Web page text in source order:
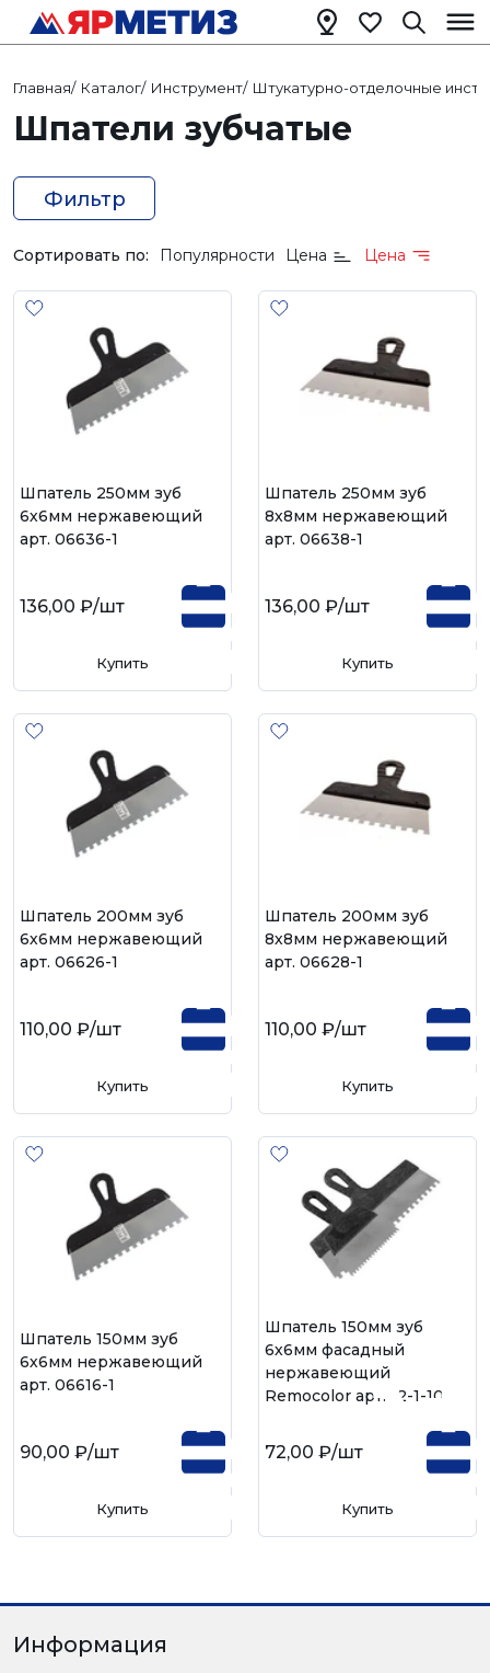
Главная/ Каталог/ Инструмент/ Штукатурно-отделочные
Шпатели зубчатые
Фильтр
Сортировать по: Популярности Цена Цена
Шпатель 250мм зуб
6х6мм нержавеющий
арт. 06636-1
136,00 ₽/шт
Купить
Шпатель 250мм зуб
8х8мм нержавеющий
арт. 06638-1
136,00 ₽/шт
Купить
Шпатель 200мм зуб
6х6мм нержавеющий
арт. 06626-1
110,00 ₽/шт
Купить
Шпатель 200мм зуб
8х8мм нержавеющий
арт. 06628-1
110,00 ₽/шт
Купить
Шпатель 150мм зуб
6х6мм нержавеющий
арт. 06616-1
90,00 ₽/шт
Купить
Шпатель 150мм зуб
6х6мм фасадный
нержавеющий
Remocolor арт. 12-1-106
72,00 ₽/шт
Купить
Информация